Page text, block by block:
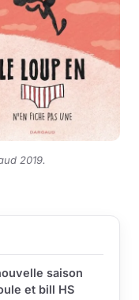
2019.
saison
et bill HS